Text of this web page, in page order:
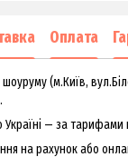
Оплата
(м.Київ,
— за тарифами
на рахунок або